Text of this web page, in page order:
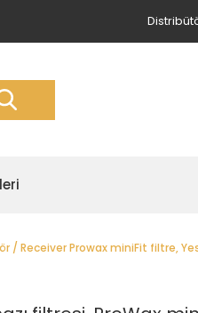
/ Receiver Prowax miniFit filtre,